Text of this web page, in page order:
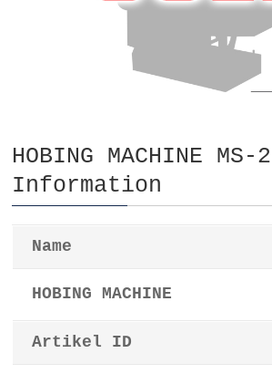
HOBING MACHINE MS-
Information
Name
HOBING MACHINE
Artikel ID